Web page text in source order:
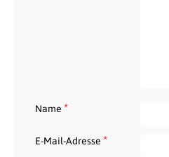
Name *
E-Mail-Adresse *